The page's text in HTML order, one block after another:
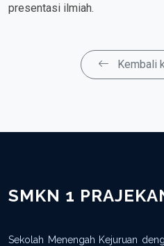
presentasi ilmiah.
Kembali
SMKN 1
Sekolah Menengah Kejuruan